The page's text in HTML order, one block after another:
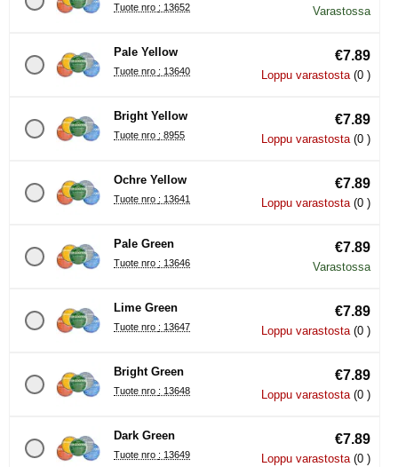
Tuote nro : 13652 Varastossa
Pale Yellow
Tuote nro : 13640
€7.89
Loppu varastosta (0 )
Bright Yellow
Tuote nro : 8955
€7.89
Loppu varastosta (0 )
Ochre Yellow
Tuote nro : 13641
€7.89
Loppu varastosta (0 )
Pale Green
Tuote nro : 13646
€7.89
Varastossa
Lime Green
Tuote nro : 13647
€7.89
Loppu varastosta (0 )
Bright Green
Tuote nro : 13648
€7.89
Loppu varastosta (0 )
Dark Green
Tuote nro : 13649
€7.89
Loppu varastosta (0 )